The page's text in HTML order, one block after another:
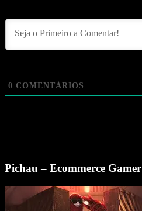
0 COMENTÁRIOS
Pichau – Ecommerce Gamer